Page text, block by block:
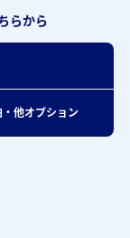
らから
・他オプション